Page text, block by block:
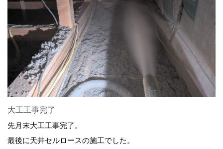
大工工事完了
先月末大工工事完了。
最後に天井セルロースの施工でした。